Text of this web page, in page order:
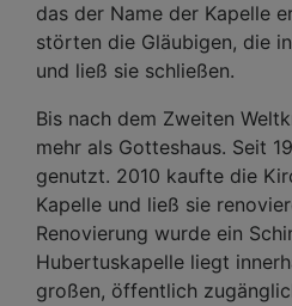
das der Name der Kapelle
störten die Gläubigen, die
und ließ sie schließen.
Bis nach dem Zweiten
mehr als Gotteshaus. Seit
genutzt. 2010 kaufte die
Kapelle und ließ sie
Renovierung wurde ein
Hubertuskapelle liegt
großen, öffentlich